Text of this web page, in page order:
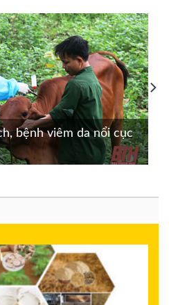
bệnh viêm da nổi cục